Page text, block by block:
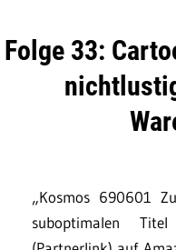
Folge 33:
„Kosmos 690601
suboptimalen